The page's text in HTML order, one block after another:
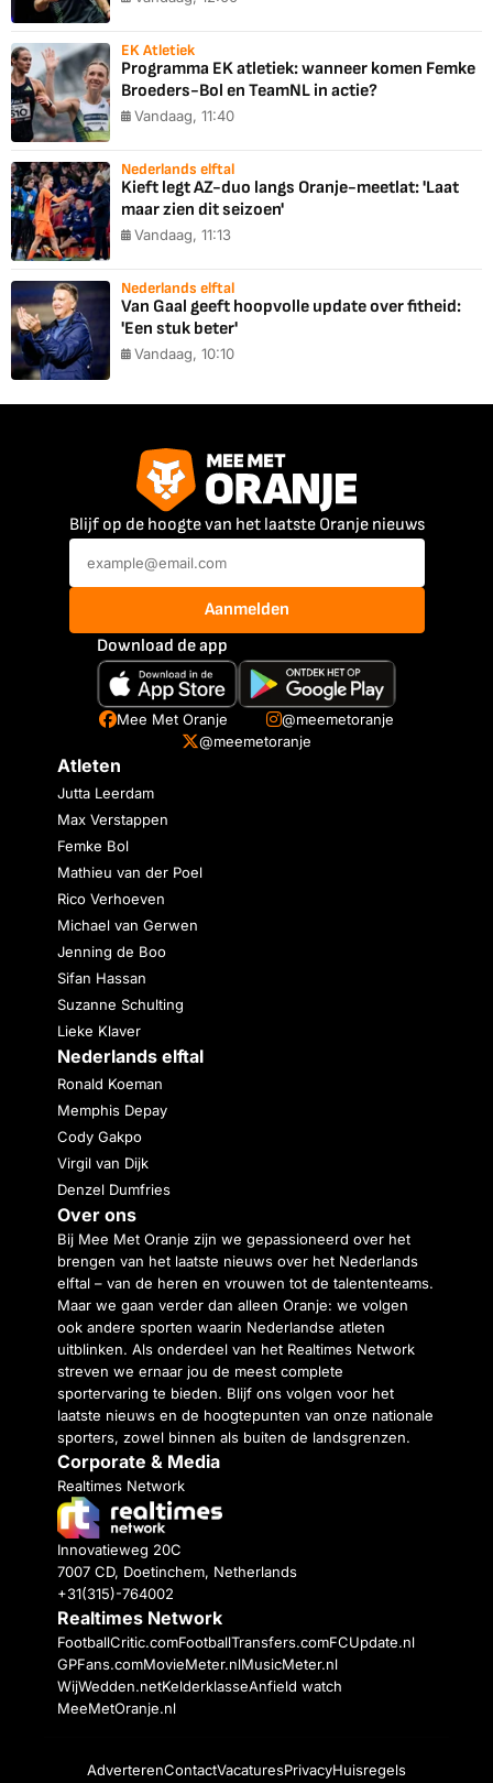
EK Atletiek
Programma EK atletiek: wanneer komen Femke
Broeders-Bol en TeamNL in actie?
Vandaag, 11:40
Nederlands elftal
Kieft legt AZ-duo langs Oranje-meetlat: 'Laat
maar zien dit seizoen'
Vandaag, 11:13
Nederlands elftal
Van Gaal geeft hoopvolle update over fitheid:
'Een stuk beter'
Vandaag, 10:10
Blijf op de hoogte van het laatste Oranje nieuws
Aanmelden
Download de app
Mee Met Oranje
@meemetoranje
@meemetoranje
Atleten
Jutta Leerdam
Max Verstappen
Femke Bol
Mathieu van der Poel
Rico Verhoeven
Michael van Gerwen
Jenning de Boo
Sifan Hassan
Suzanne Schulting
Lieke Klaver
Nederlands elftal
Ronald Koeman
Memphis Depay
Cody Gakpo
Virgil van Dijk
Denzel Dumfries
Over ons
Bij Mee Met Oranje zijn we gepassioneerd over het
brengen van het laatste nieuws over het Nederlands
elftal – van de heren en vrouwen tot de talententeams.
Maar we gaan verder dan alleen Oranje: we volgen
ook andere sporten waarin Nederlandse atleten
uitblinken. Als onderdeel van het Realtimes Network
streven we ernaar jou de meest complete
sportervaring te bieden. Blijf ons volgen voor het
laatste nieuws en de hoogtepunten van onze nationale
sporters, zowel binnen als buiten de landsgrenzen.
Corporate & Media
Realtimes Network
Innovatieweg 20C
7007 CD, Doetinchem, Netherlands
+31(315)-764002
Realtimes Network
FootballCritic.comFootballTransfers.comFCUpdate.nl
GPFans.comMovieMeter.nlMusicMeter.nl
WijWedden.netKelderklasseAnfield watch
MeeMetOranje.nl
AdverterenContactVacaturesPrivacyHuisregels